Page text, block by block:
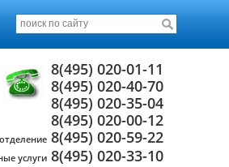
8(495) 020-01-11
8(495) 020-40-70
8(495) 020-35-04
8(495) 020-00-12
8(495) 020-59-22
услуги 8(495) 020-33-10